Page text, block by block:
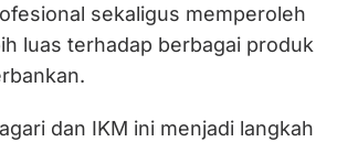
sekaligus memperoleh
luas terhadap berbagai produk
dan IKM ini menjadi langkah